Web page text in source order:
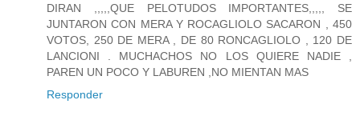
DIRAN ,,,,,QUE PELOTUDOS IMPORTANTES,,,,, SE
JUNTARON CON MERA Y ROCAGLIOLO SACARON , 450
VOTOS, 250 DE MERA , DE 80 RONCAGLIOLO , 120 DE
LANCIONI . MUCHACHOS NO LOS QUIERE NADIE ,
PAREN UN POCO Y LABUREN ,NO MIENTAN MAS
Responder